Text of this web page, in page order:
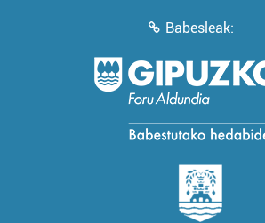
Babesleak: